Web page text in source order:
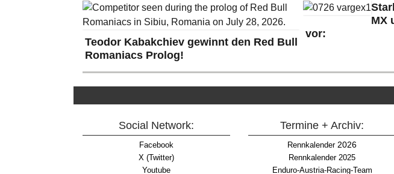
Teodor Kabakchiev gewinnt den Red Bull
Romaniacs Prolog!
MX
vor:
Social Network:
Facebook
X (Twitter)
Youtube
Termine + Archiv:
Rennkalender2026
Rennkalender 2025
Enduro-Austria-Racing-Team